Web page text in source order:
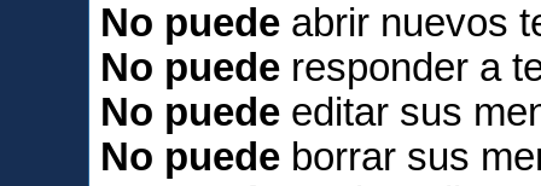
No puede abrir nuevos
No puede responder a
No puede editar sus
No puede borrar sus